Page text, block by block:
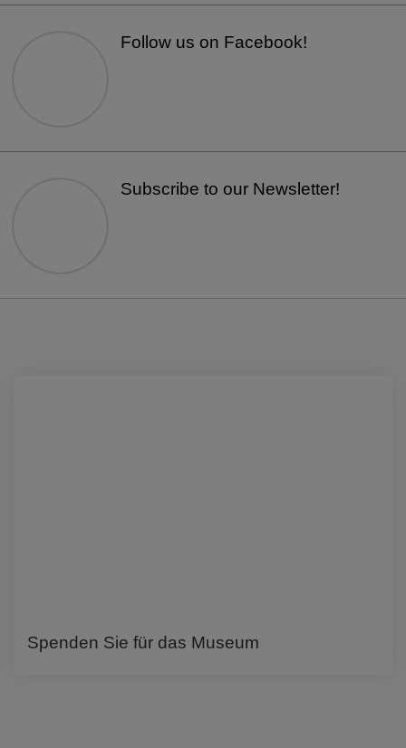
Follow us on Facebook!
Subscribe to our Newsletter!
Spenden Sie für das Museum